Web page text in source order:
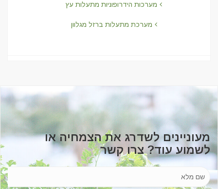
מערכות הידרופוניות מתעלות עץ
מערכת מתעלות ברזל מגלוון
מעוניינים לשדרג את הצמחיה או
לשמוע עוד? צרו קשר